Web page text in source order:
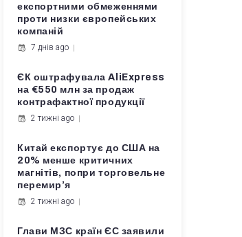
експортними обмеженнями
проти низки європейських
компаній
7 днів ago
ЄК оштрафувала AliExpress
на €550 млн за продаж
контрафактної продукції
2 тижні ago
Китай експортує до США на
20% менше критичних
магнітів, попри торговельне
перемир’я
2 тижні ago
Глави МЗС країн ЄС заявили